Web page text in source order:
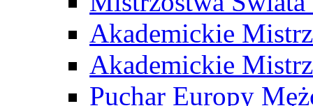
Akademickie
Akademickie
Puchar Europy